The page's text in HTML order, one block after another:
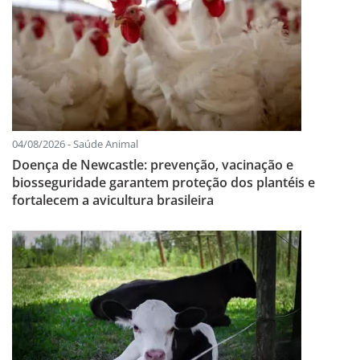
04/08/2026 - Saúde Animal
Doença de Newcastle: prevenção, vacinação e
biosseguridade garantem proteção dos plantéis e
fortalecem a avicultura brasileira